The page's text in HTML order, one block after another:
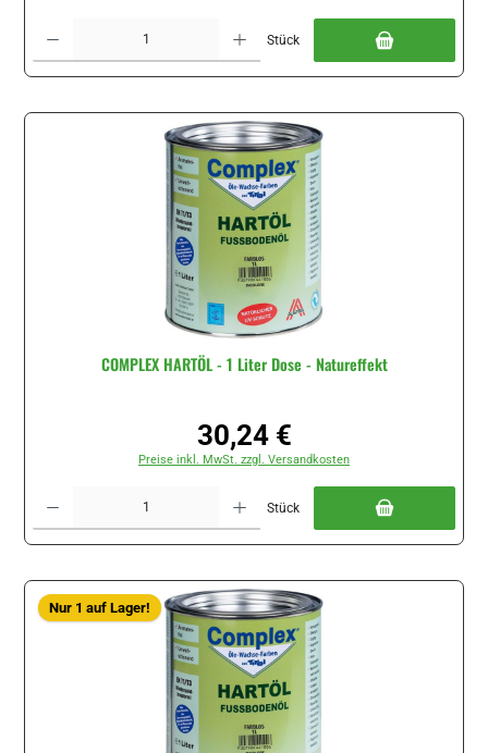
Stück
COMPLEX HARTÖL - 1 Liter Dose - Natureffekt
Regulärer Preis:
30,24 €
Preise inkl. MwSt. zzgl. Versandkosten
Stück
Nur 1 auf Lager!